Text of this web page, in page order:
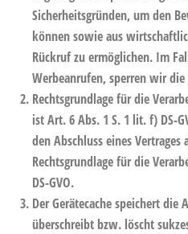
Sicherheitsgründen, um den
können sowie aus
Rückruf zu ermöglichen. Im
Werbeanrufen, sperren wir
Rechtsgrundlage für die
ist Art. 6 Abs. 1 S. 1 lit. f) DS-
den Abschluss eines Vertrages
Rechtsgrundlage für die
DS-GVO.
Der Gerätecache speichert die
überschreibt bzw. löscht